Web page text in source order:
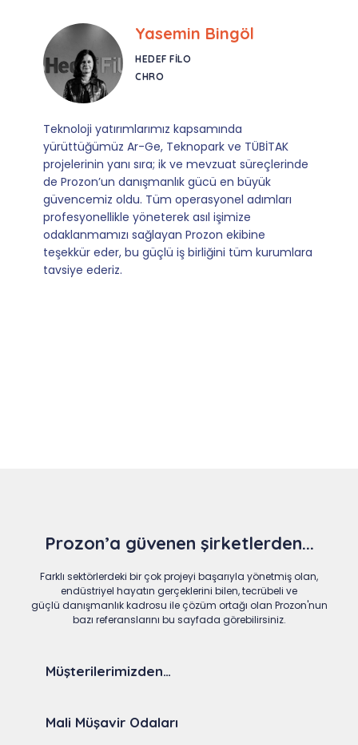
Ebru Kural
CORESYS
SATIŞ YÖNETICISI
Mevzuata uyum, başvuru ve izleme adımlarında
sağladıkları kusursuz yönlendirme sayesinde artık
operasyonlarımızı sıfır kaygı ve tam güvenle
yürütüyoruz. İş birliğimizi bizim için asıl değerli
kılan ise; ihtiyaç duyduğumuz her an ulaşılabilir
olmaları ve sorularımıza aldığımız hızlı geri
dönüşler.
Prozon’a güvenen şirketlerden...
Farklı sektörlerdeki bir çok projeyi başarıyla yönetmiş olan,
endüstriyel hayatın gerçeklerini bilen, tecrübeli ve
güçlü danışmanlık kadrosu ile çözüm ortağı olan Prozon'nun
bazı referanslarını bu sayfada görebilirsiniz.
Müşterilerimizden…
Mali Müşavir Odaları